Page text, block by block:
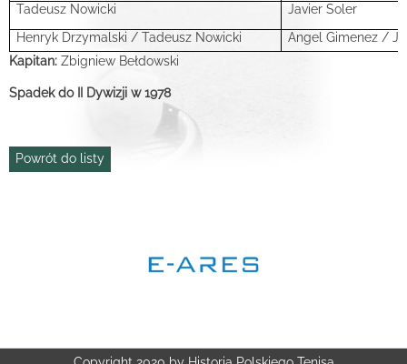
Tadeusz Nowicki
Javier Soler
Henryk Drzymalski / Tadeusz Nowicki
Angel Gimenez /
Kapitan: Zbigniew Bełdowski
Spadek do II Dywizji w 1978
Powrót do listy